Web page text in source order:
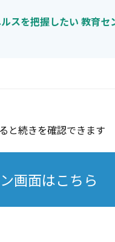
スを把握したい 教育
と続きを確認できます
画面はこちら